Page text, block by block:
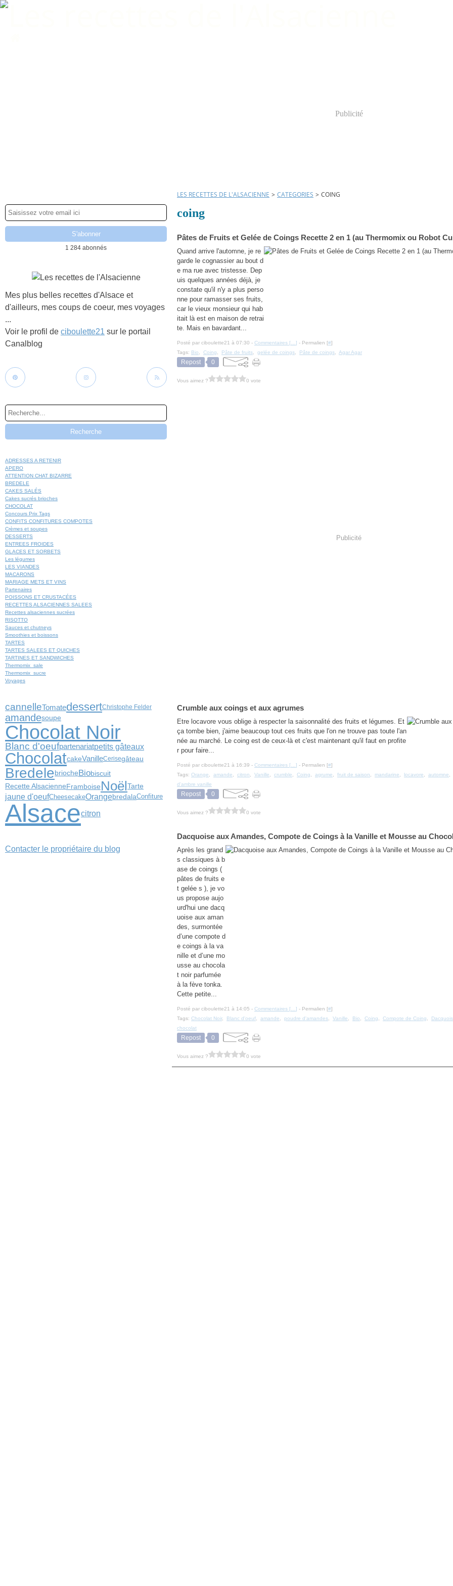
Publicité
1 284 abonnés
Mes plus belles recettes d'Alsace et
d'ailleurs, mes coups de coeur, mes voyages
...
Voir le profil de ciboulette21 sur le portail
Canalblog
ADRESSES A RETENIR
APERO
ATTENTION CHAT BIZARRE
BREDELE
CAKES SALÉS
Cakes sucrés brioches
CHOCOLAT
Concours Prix Tags
CONFITS CONFITURES COMPOTES
Crèmes et soupes
DESSERTS
ENTREES FROIDES
GLACES ET SORBETS
Les légumes
LES VIANDES
MACARONS
MARIAGE METS ET VINS
Partenaires
POISSONS ET CRUSTACÉES
RECETTES ALSACIENNES SALEES
Recettes alsaciennes sucrées
RISOTTO
Sauces et chutneys
Smoothies et boissons
TARTES
TARTES SALEES ET QUICHES
TARTINES ET SANDWICHES
Thermomix_sale
Thermomix_sucre
Voyages
cannelleTomatedessertChristophe Felder
amandesoupe
Chocolat Noir
Blanc d'oeufpartenariatpetits gâteaux
ChocolatcakeVanilleCerisegâteau
Bredele briocheBiobiscuit
Recette AlsacienneFramboiseNoël Tarte
jaune d'oeufCheesecakeOrangebredalaConfiture
Alsacecitron
Contacter le propriétaire du blog
LES RECETTES DE L'ALSACIENNE > CATEGORIES > COING
coing
Pâtes de Fruits et Gelée de Coings Recette 2 en 1 (au Thermomix ou Robot
Quand arrive l'automne, je re
garde le cognassier au bout d
e ma rue avec tristesse. Dep
uis quelques années déjà, je
constate qu'il n'y a plus perso
nne pour ramasser ses fruits,
car le vieux monsieur qui hab
itait là est en maison de retrai
te. Mais en bavardant...
Posté par ciboulette21 à 07:30 - Commentaires [ ] - Permalien [#]
Tags: Bio Coing Pâte de fruits gelée de coings Pâte de coings Agar Agar
Repost 0
Vous aimez ? 0 vote
Publicité
Crumble aux coings et aux agrumes
Etre locavore vous oblige à respecter la saisonnalité des fruits et légumes. Et
ça tombe bien, j'aime beaucoup tout ces fruits que l'on ne trouve pas toute l'an
née au marché. Le coing est de ceux-là et c'est maintenant qu'il faut en profite
r pour faire...
Posté par ciboulette21 à 16:39 - Commentaires [ ] - Permalien [#]
Tags: Orange amande citron Vanille crumble Coing agrume fruit de saison mandarine locavore automne
d'ambre vanille
Repost 0
Vous aimez ? 0 vote
Dacquoise aux Amandes, Compote de Coings à la Vanille et Mousse au
Après les grand
s classiques à b
ase de coings (
pâtes de fruits e
t gelée s ), je vo
us propose aujo
urd'hui une dacq
uoise aux aman
des, surmontée
d’une compote d
e coings à la va
nille et d’une mo
usse au chocola
t noir parfumée
à la fève tonka.
Cette petite...
Posté par ciboulette21 à 14:05 - Commentaires [ ] - Permalien [#]
Tags: Chocolat Noir, Blanc d'oeuf amande poudre d'amandes Vanille Bio Coing Compote de Coing
chocolat
Repost 0
Vous aimez ? 0 vote